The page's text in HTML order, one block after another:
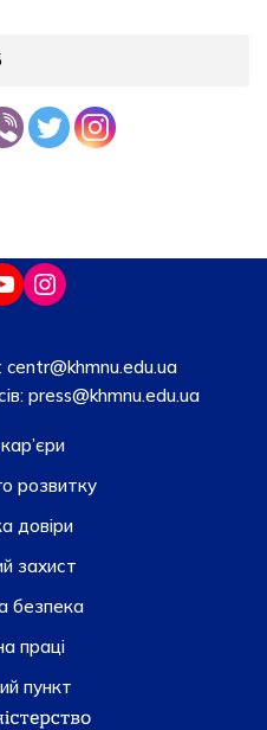
centr@khmnu.edu.ua
press@khmnu.edu.ua
розвитку
довiри
захист
безпека
праці
пункт